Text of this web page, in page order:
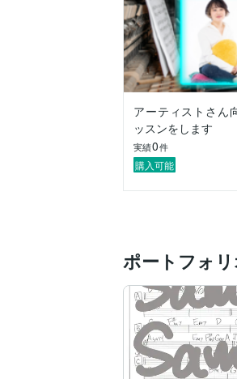
アーティストさん
ッスンをします
実績0件
購入可能
ポートフォ